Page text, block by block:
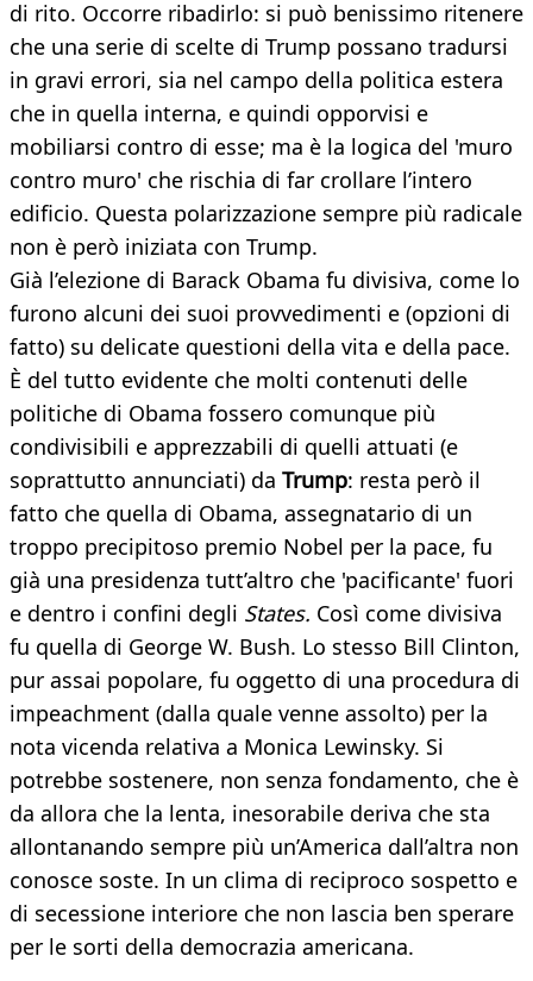
di rito. Occorre ribadirlo: si può benissimo ritenere
che una serie di scelte di Trump possano tradursi
in gravi errori, sia nel campo della politica estera
che in quella interna, e quindi opporvisi e
mobiliarsi contro di esse; ma è la logica del 'muro
contro muro' che rischia di far crollare l’intero
edificio. Questa polarizzazione sempre più radicale
non è però iniziata con Trump.
Già l’elezione di Barack Obama fu divisiva, come lo
furono alcuni dei suoi provvedimenti e (opzioni di
fatto) su delicate questioni della vita e della pace.
È del tutto evidente che molti contenuti delle
politiche di Obama fossero comunque più
condivisibili e apprezzabili di quelli attuati (e
soprattutto annunciati) da Trump: resta però il
fatto che quella di Obama, assegnatario di un
troppo precipitoso premio Nobel per la pace, fu
già una presidenza tutt’altro che 'pacificante' fuori
e dentro i confini degli States. Così come divisiva
fu quella di George W. Bush. Lo stesso Bill Clinton,
pur assai popolare, fu oggetto di una procedura di
impeachment (dalla quale venne assolto) per la
nota vicenda relativa a Monica Lewinsky. Si
potrebbe sostenere, non senza fondamento, che è
da allora che la lenta, inesorabile deriva che sta
allontanando sempre più un’America dall’altra non
conosce soste. In un clima di reciproco sospetto e
di secessione interiore che non lascia ben sperare
per le sorti della democrazia americana.